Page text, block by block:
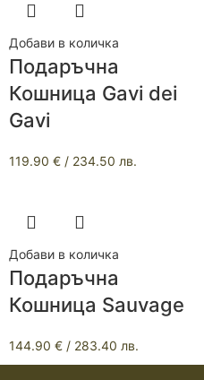
Добави в количка
Подаръчна
Кошница Gavi dei
Gavi
119.90 € / 234.50 лв.
Добави в количка
Подаръчна
Кошница Sauvage
144.90 € / 283.40 лв.